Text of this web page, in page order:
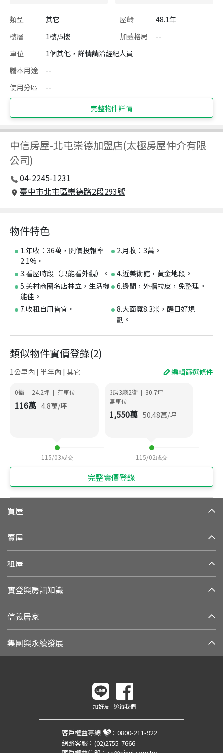
類型 其它 屋齡
48.1年
樓層
1樓/5樓 加蓋格局
--
車位
1個其他，詳情請洽經紀人員
謄本用途
--
使用分區
--
完整物件詳情
中信房屋-北屯崇德加盟店(太極房屋仲介有限
公司)
04-2245-1231
臺中市北屯區崇德路2段293號
物件特色
1.年收：36萬，開價投報率
2.1%。
2.月收：3萬。
3.看屋時段（只能看外觀）。
4.近美術館，黃金地段。
5.美村商圈名店林立，生活機
能佳。
6.邊間，外牆拉皮，免整理。
7.收租自用皆宜。
8.大面寬8.3米，醒目好規
劃。
類似物件實價登錄(2)
1公里內 | 半年內 | 其它 編輯篩選條件
0衛 | 24.2坪 | 有車位
116萬 4.8萬/坪
115/03成交
3房3廳2衛 | 30.7坪 |
無車位
1,550萬 50.48萬/坪
115/02成交
完整實價登錄
買屋
賣屋
租屋
實登與房訊知識
信義居家
集團與永續發展
加好友 追蹤我們
客戶權益專線 ： 0800-211-922
網路客服： (02)2755-7666